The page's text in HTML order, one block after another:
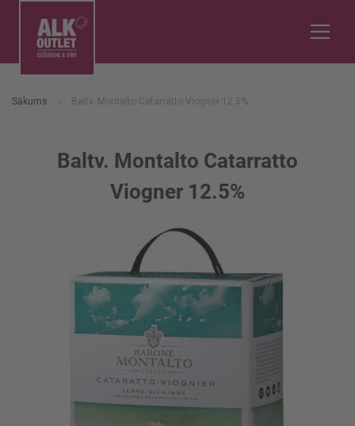
Sākums Baltv. Montalto Catarratto Viogner 12.5%
Baltv. Montalto Catarratto
Viogner 12.5%